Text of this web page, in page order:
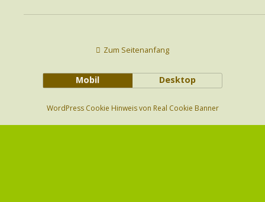
Zum Seitenanfang
Mobil Desktop
WordPress Cookie Hinweis von Real Cookie Banner